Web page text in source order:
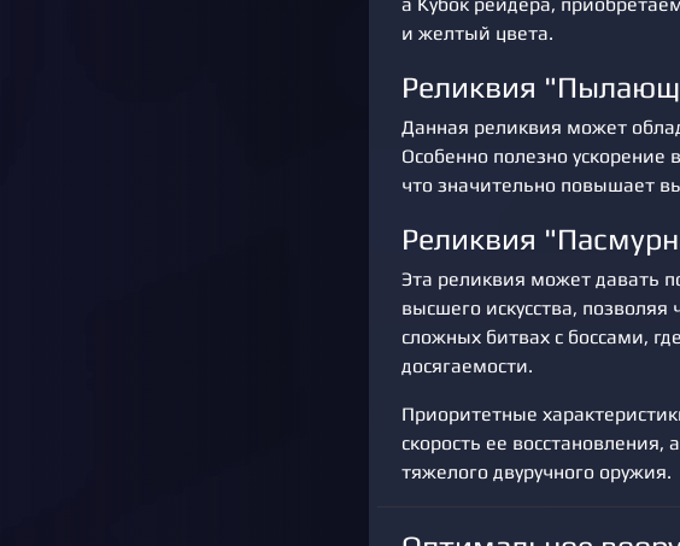
и желтый цвета.
Реликвия
Данная реликвия может
Особенно полезно ускорение
что значительно повышает
Реликвия
Эта реликвия может давать
высшего искусства,
сложных битвах с боссами,
досягаемости.
Приоритетные
скорость ее
тяжелого двуручного оружия.